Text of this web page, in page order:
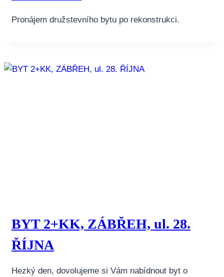
Pronájem družstevního bytu po rekonstrukci.
BYT 2+KK, ZÁBŘEH, ul. 28.
ŘÍJNA
Hezký den, dovolujeme si Vám nabídnout byt o